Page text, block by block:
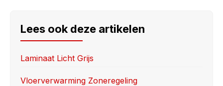
e
b
o
o
o
d
o
n
e
Lees ook deze artikelen
Laminaat Licht Grijs
Vloerverwarming Zoneregeling